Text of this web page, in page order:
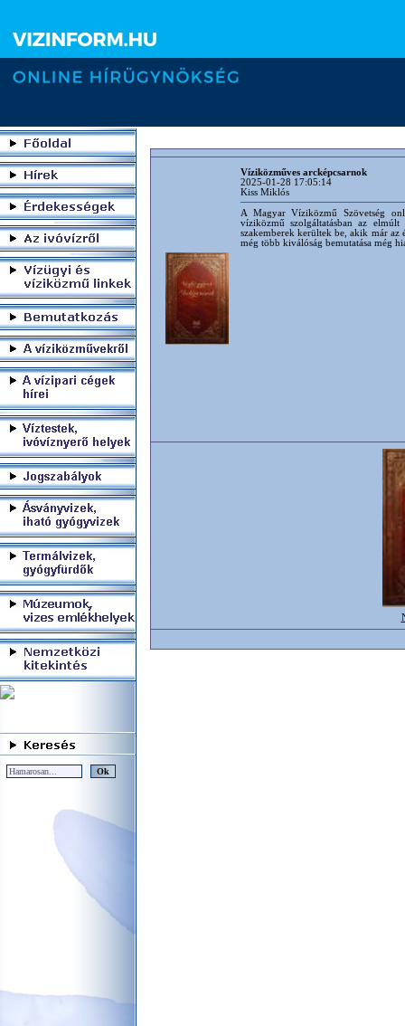
Víziközműves arcképcsarnok
2025-01-28 17:05:14
Kiss Miklós
A Magyar Víziközmű Szövetség
víziközmű szolgáltatásban az
szakemberek kerültek be, akik már
még több kiválóság bemutatása még